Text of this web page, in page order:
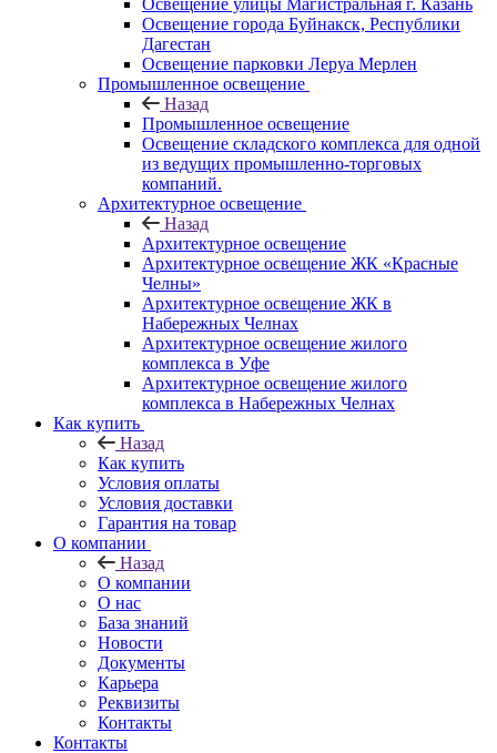
Освещение улицы Магистральная г. Казань
Освещение города Буйнакск, Республики
Дагестан
Освещение парковки Леруа Мерлен
Промышленное освещение
Назад
Промышленное освещение
Освещение складского комплекса для одной
из ведущих промышленно-торговых
компаний.
Архитектурное освещение
Назад
Архитектурное освещение
Архитектурное освещение ЖК «Красные
Челны»
Архитектурное освещение ЖК в
Набережных Челнах
Архитектурное освещение жилого
комплекса в Уфе
Архитектурное освещение жилого
комплекса в Набережных Челнах
Как купить
Назад
Как купить
Условия оплаты
Условия доставки
Гарантия на товар
О компании
Назад
О компании
О нас
База знаний
Новости
Документы
Карьера
Реквизиты
Контакты
Контакты